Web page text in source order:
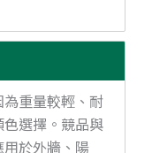
重量較輕、耐
選擇。競品與
於外牆、陽